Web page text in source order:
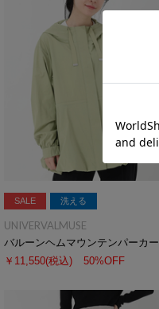
SALE 洗える
UNIVERVALMUSE
バルーンヘムマウンテンパーカー
￥11,550(税込) 50%OFF